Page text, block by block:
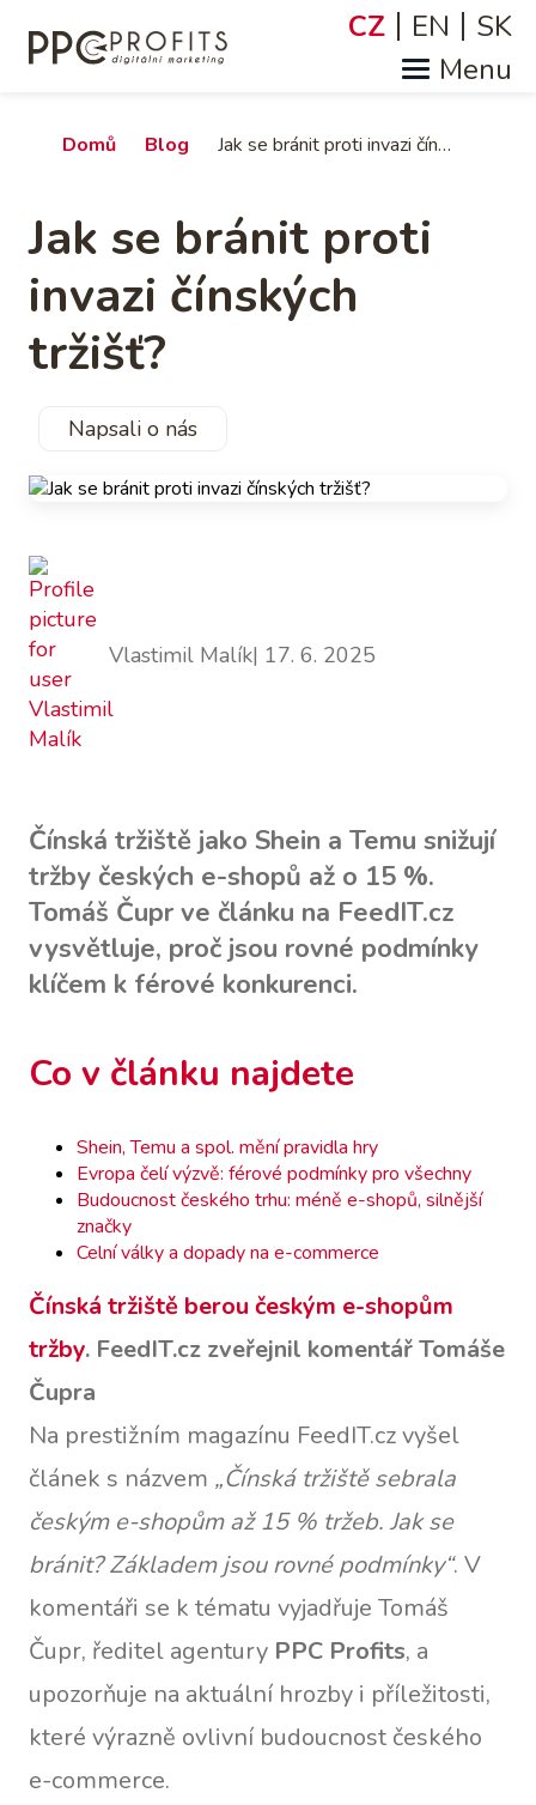
hlavnímu
Jazyky
CZ EN SK
Drobečková
Domů Blog Jak se bránit proti invazi čínských tržišť?
Jak se bránit proti
invazi čínských
tržišť?
Napsali o nás
Vlastimil Malík| 17. 6. 2025
Čínská tržiště jako Shein a Temu snižují
tržby českých e-shopů až o 15 %.
Tomáš Čupr ve článku na FeedIT.cz
vysvětluje, proč jsou rovné podmínky
klíčem k férové konkurenci.
Co v článku najdete
Shein, Temu a spol. mění pravidla hry
Evropa čelí výzvě: férové podmínky pro všechny
Budoucnost českého trhu: méně e-shopů, silnější
značky
Celní války a dopady na e-commerce
Čínská tržiště berou českým e-shopům
tržby. FeedIT.cz zveřejnil komentář Tomáše
Čupra
Na prestižním magazínu FeedIT.cz vyšel
článek s názvem „Čínská tržiště sebrala
českým e-shopům až 15 % tržeb. Jak se
bránit? Základem jsou rovné podmínky“. V
komentáři se k tématu vyjadřuje Tomáš
Čupr, ředitel agentury PPC Profits, a
upozorňuje na aktuální hrozby i příležitosti,
které výrazně ovlivní budoucnost českého
e-commerce.